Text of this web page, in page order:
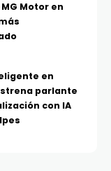
Motor en
en
parlante
con IA